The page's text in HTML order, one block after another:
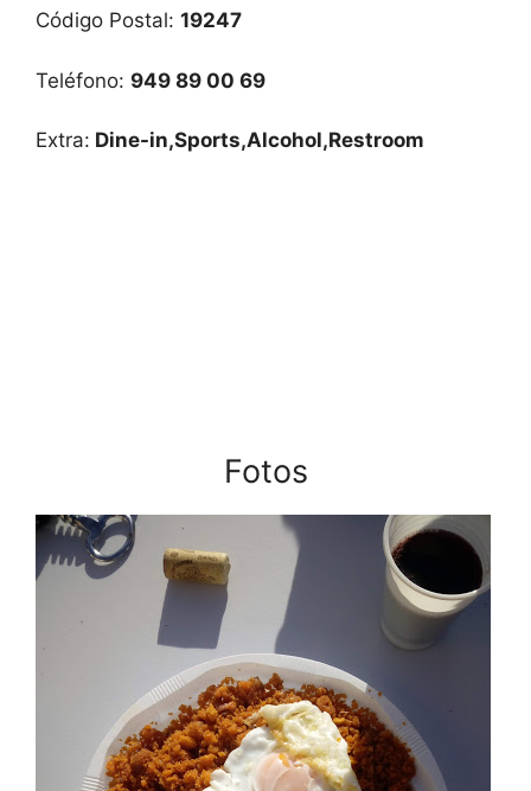
Código Postal: 19247
Teléfono: 949 89 00 69
Extra: Dine-in,Sports,Alcohol,Restroom
Fotos